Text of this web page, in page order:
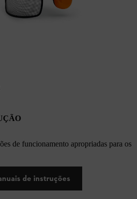
de funcionamento apropriadas para os
de instruções